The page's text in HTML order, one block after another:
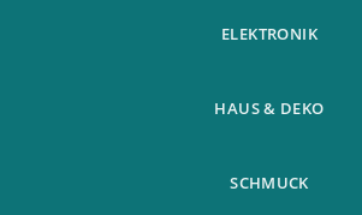
ELEKTRONIK
HAUS & DEKO
SCHMUCK
Shapewear